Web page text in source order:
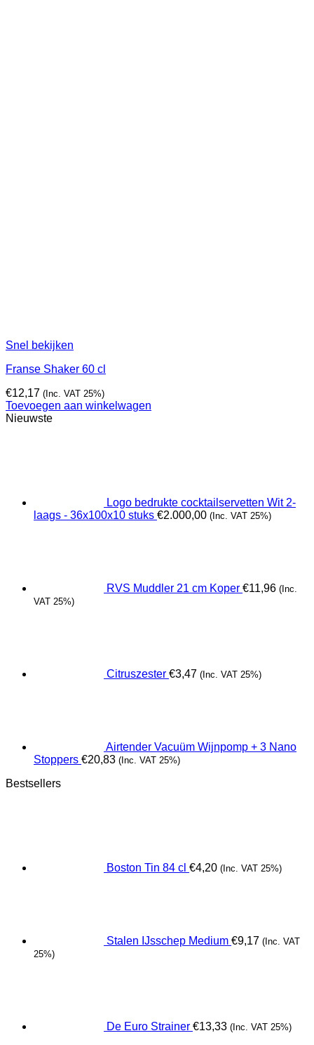
Snel bekijken
Franse Shaker 60 cl
€12,17 (Inc. VAT 25%)
Toevoegen aan winkelwagen
Nieuwste
Logo bedrukte cocktailservetten Wit 2-
laags - 36x100x10 stuks €2.000,00 (Inc. VAT 25%)
RVS Muddler 21 cm Koper €11,96 (Inc.
VAT 25%)
Citruszester €3,47 (Inc. VAT 25%)
Airtender Vacuüm Wijnpomp + 3 Nano
Stoppers €20,83 (Inc. VAT 25%)
Bestsellers
Boston Tin 84 cl €4,20 (Inc. VAT 25%)
Stalen IJsschep Medium €9,17 (Inc. VAT
25%)
De Euro Strainer €13,33 (Inc. VAT 25%)